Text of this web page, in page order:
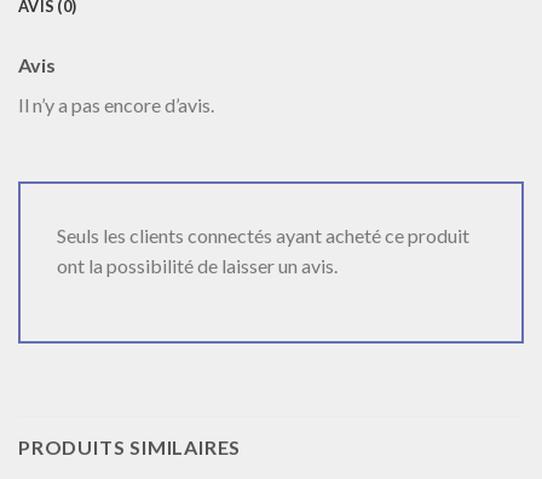
AVIS (0)
Avis
Il n’y a pas encore d’avis.
Seuls les clients connectés ayant acheté ce produit
ont la possibilité de laisser un avis.
PRODUITS SIMILAIRES